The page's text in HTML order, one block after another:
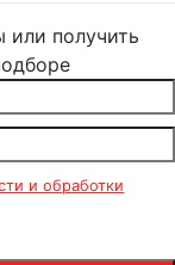
или получить
и обработки